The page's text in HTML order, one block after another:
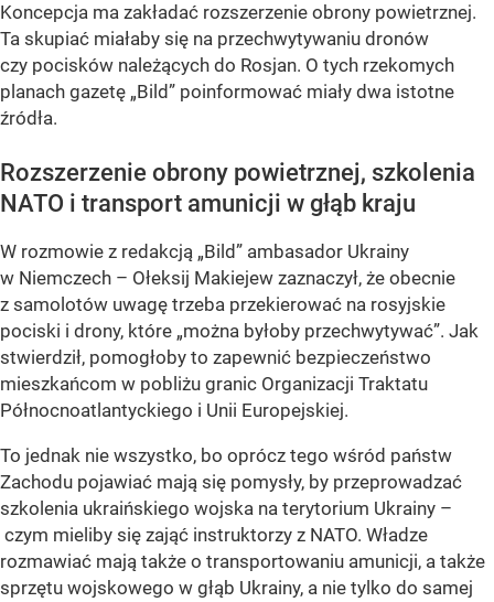
Koncepcja ma zakładać rozszerzenie obrony powietrznej.
Ta skupiać miałaby się na przechwytywaniu dronów
czy pocisków należących do Rosjan. O tych rzekomych
planach gazetę „Bild” poinformować miały dwa istotne
źródła.
Rozszerzenie obrony powietrznej, szkolenia
NATO i transport amunicji w głąb kraju
W rozmowie z redakcją „Bild” ambasador Ukrainy
w Niemczech – Ołeksij Makiejew zaznaczył, że obecnie
z samolotów uwagę trzeba przekierować na rosyjskie
pociski i drony, które „można byłoby przechwytywać”. Jak
stwierdził, pomogłoby to zapewnić bezpieczeństwo
mieszkańcom w pobliżu granic Organizacji Traktatu
Północnoatlantyckiego i Unii Europejskiej.
To jednak nie wszystko, bo oprócz tego wśród państw
Zachodu pojawiać mają się pomysły, by przeprowadzać
szkolenia ukraińskiego wojska na terytorium Ukrainy –
czym mieliby się zająć instruktorzy z NATO. Władze
rozmawiać mają także o transportowaniu amunicji, a także
sprzętu wojskowego w głąb Ukrainy, a nie tylko do samej